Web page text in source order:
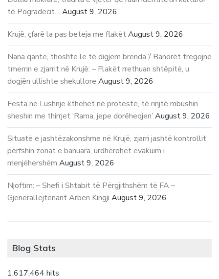
të Pogradecit… August 9, 2026
Krujë, çfarë la pas beteja me flakëtAugust 9, 2026
Nana qante, thoshte le të digjem brenda”/ Banorët tregojnë
tmerrin e zjarrit në Krujë: – Flakët rrethuan shtëpitë, u
dogjën ullishte shekullore August 9, 2026
Festa në Lushnje kthehet në protestë, të rinjtë mbushin
sheshin me thirrjet ‘Rama, jepe dorëheqjen’ August 9, 2026
Situatë e jashtëzakonshme në Krujë, zjarri jashtë kontrollit
përfshin zonat e banuara, urdhërohet evakuim i
menjëhershëm August 9, 2026
Njoftim: – Shefi i Shtabit të Përgjithshëm të FA –
Gjenerallejtënant Arben Kingji August 9, 2026
Blog Stats
1,617,464 hits